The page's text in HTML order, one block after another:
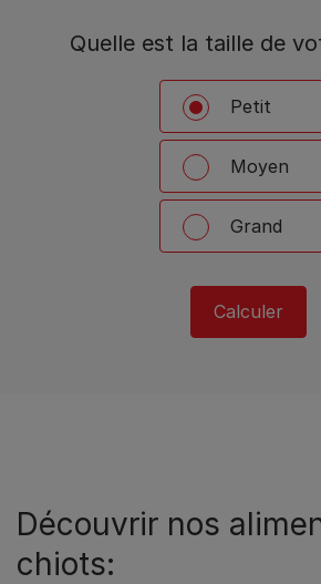
Quelle est la taille de
Petit
Moyen
Grand
Calculer
Découvrir nos
chiots: